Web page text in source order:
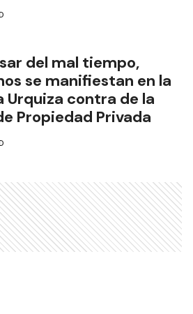
del mal tiempo,
se manifiestan en la
Urquiza contra de la
Propiedad Privada